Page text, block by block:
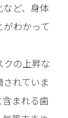
ど、身体
がわかって
クの上昇な
れていま
まれる歯